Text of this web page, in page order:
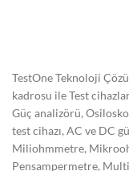
TestOne Teknoloji
kadrosu ile Test
Güç analizörü,
test cihazı, AC ve DC
Miliohmmetre,
Pensampermetre,